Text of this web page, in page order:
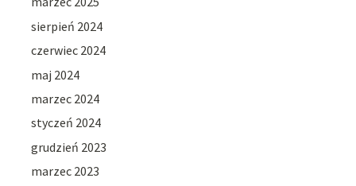
sierpień 2024
czerwiec 2024
maj 2024
marzec 2024
styczeń 2024
grudzień 2023
marzec 2023